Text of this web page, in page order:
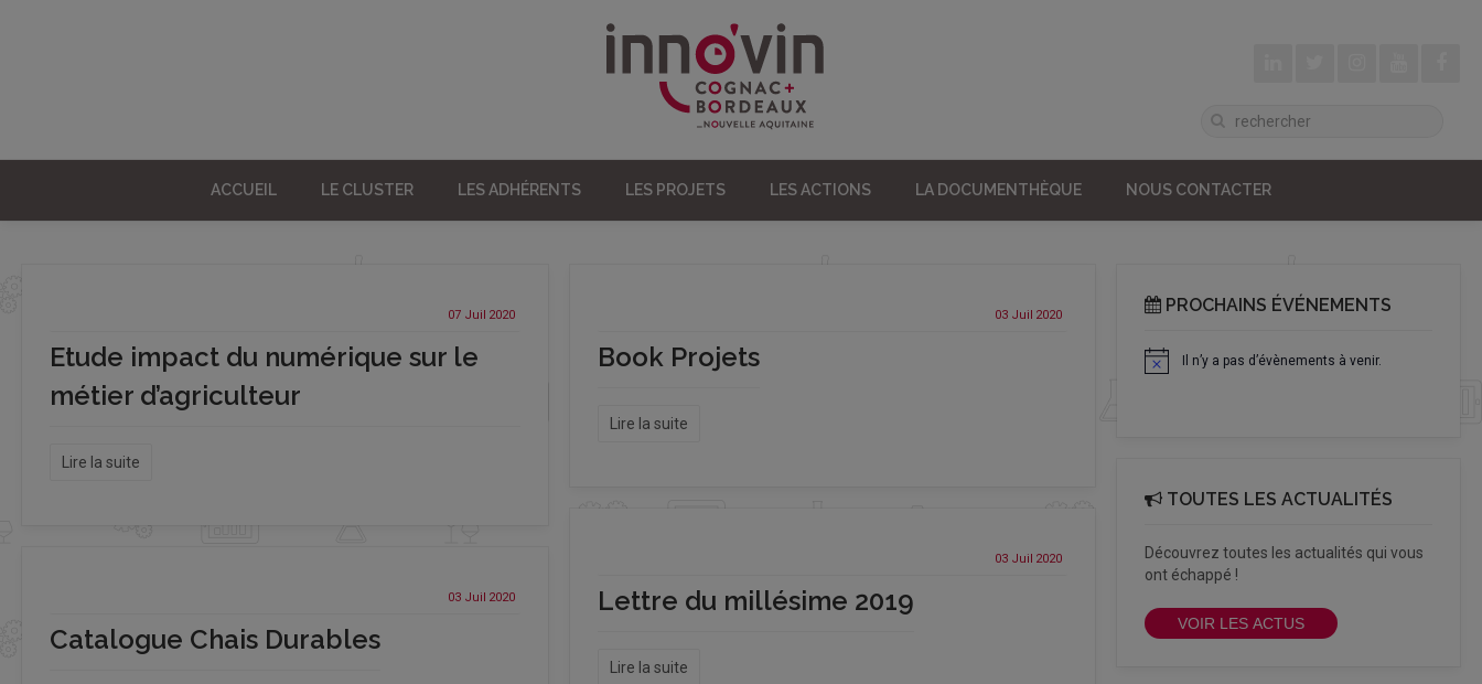
ACCUEIL LE CLUSTER LES ADHÉRENTS LES PROJETS LES ACTIONS LA DOCUMENTHÈQUE NOUS CONTACTER
07 Juil 2020
Etude impact du numérique sur le
métier d’agriculteur
Lire la suite
03 Juil 2020
Catalogue Chais Durables
03 Juil 2020
Book Projets
Lire la suite
03 Juil 2020
Lettre du millésime 2019
Lire la suite
PROCHAINS ÉVÉNEMENTS
Notice Il n’y a pas d’évènements à venir.
TOUTES LES ACTUALITÉS
Découvrez toutes les actualités qui vous
ont échappé !
VOIR LES ACTUS